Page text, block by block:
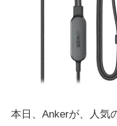
本日、Ankerが、人気